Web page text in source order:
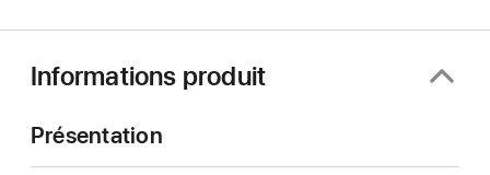
Informations produit
Présentation